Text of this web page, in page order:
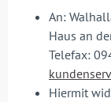
An:
Haus an
Telefax:
Hiermit